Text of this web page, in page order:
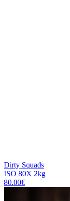
Dirty Squads
ISO 80X 2kg
80.00€